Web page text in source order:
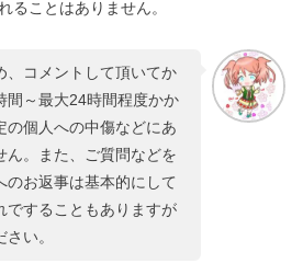
ることはありません。
、コメントして頂いてか
間～最大24時間程度かか
の個人への中傷などにあ
ん。また、ご質問などを
のお返事は基本的にして
ですることもありますが
い。